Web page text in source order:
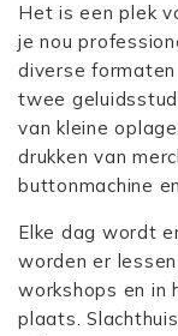
Het is een plek
je nou
diverse
twee
van kleine
drukken van
buttonmachine
Elke dag wordt
worden er
workshops en in
plaats.